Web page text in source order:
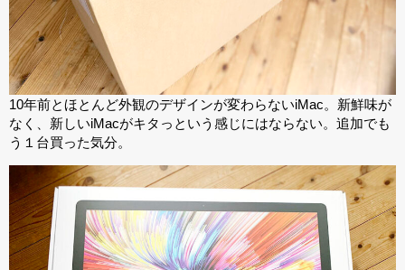
10年前とほとんど外観のデザインが変わらないiMac。新鮮味が
なく、新しいiMacがキタっという感じにはならない。追加でも
う１台買った気分。